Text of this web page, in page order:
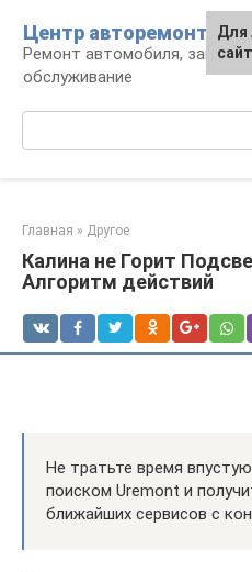
контенту
Центр авторемонта
Ремонт автомобиля,
обслуживание
Главная » Другое
Калина не Горит
Алгоритм действий
Не тратьте время
поиском Uremont и
ближайших сервисов с
Для